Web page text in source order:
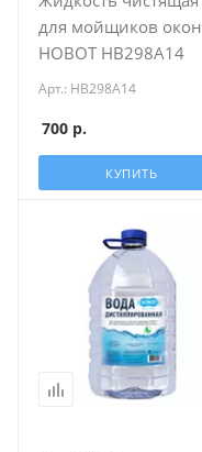
для мойщиков окон
HOBOT HB298A14
Арт.: HB298A14
700 р.
КУПИТЬ